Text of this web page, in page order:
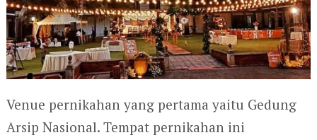
Venue pernikahan yang pertama yaitu Gedung
Arsip Nasional. Tempat pernikahan ini